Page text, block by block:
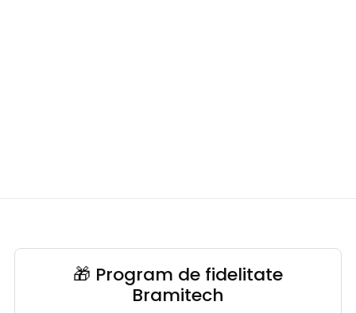
🎁 Program de fidelitate
Bramitech